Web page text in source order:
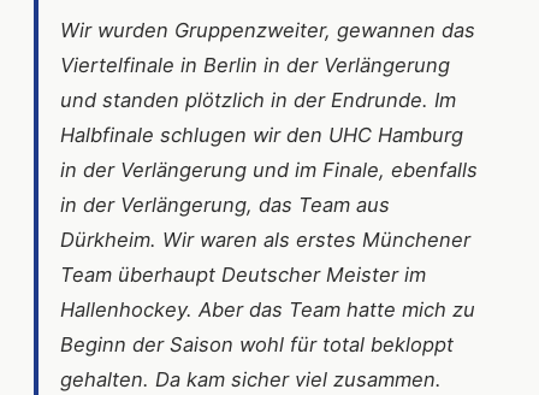
Wir wurden Gruppenzweiter, gewannen das
Viertelfinale in Berlin in der Verlängerung
und standen plötzlich in der Endrunde. Im
Halbfinale schlugen wir den UHC Hamburg
in der Verlängerung und im Finale, ebenfalls
in der Verlängerung, das Team aus
Dürkheim. Wir waren als erstes Münchener
Team überhaupt Deutscher Meister im
Hallenhockey. Aber das Team hatte mich zu
Beginn der Saison wohl für total bekloppt
gehalten. Da kam sicher viel zusammen.